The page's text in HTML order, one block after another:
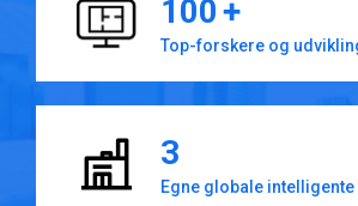
100+
Top-forskere og
3
Egne globale